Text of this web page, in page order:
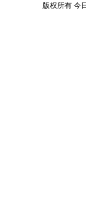
版权所有 今